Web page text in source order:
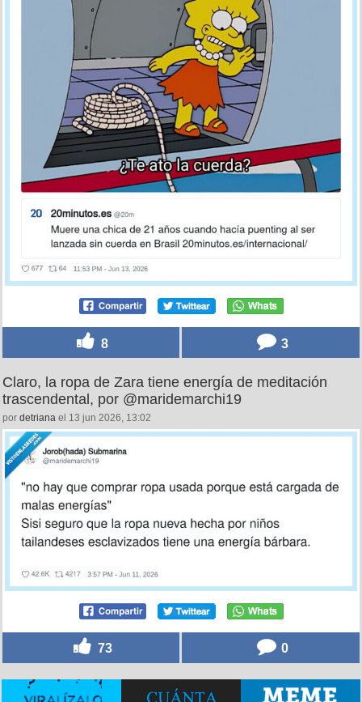
8 3
Claro, la ropa de Zara tiene energía de meditación
trascendental, por @maridemarchi19
por detriana el 13 jun 2026, 13:02
73 0